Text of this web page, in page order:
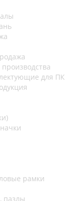
для ПК
рамки
пазлы